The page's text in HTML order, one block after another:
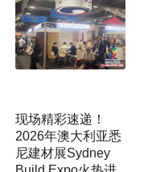
现场精彩速递！
2026年澳大利亚悉
尼建材展Sydney